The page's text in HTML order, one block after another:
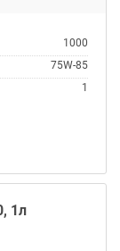
1000
75W-85
1
Каністра пластик
1л